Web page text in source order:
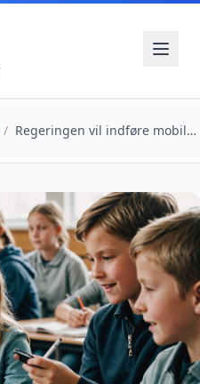
/ Regeringen vil indføre mobilfrie skoler og fritids...